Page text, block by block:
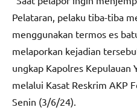
Pelataran, pelaku tiba-tiba
menggunakan termos es
melaporkan kejadian
ungkap Kapolres Kepulauan
melalui Kasat Reskrim AKP
Senin (3/6/24).